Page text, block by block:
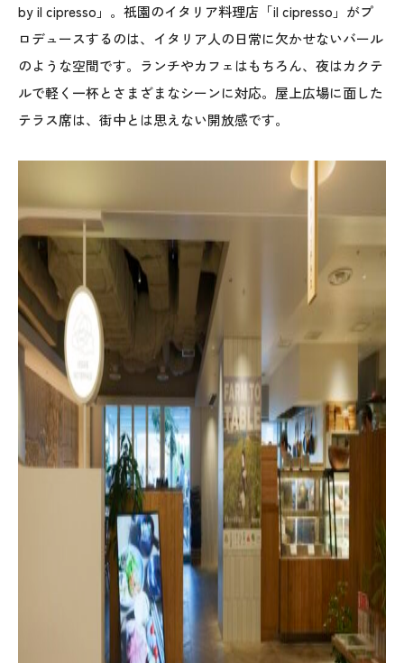
by il cipresso」。祇園のイタリア料理店「il cipresso」がプ
ロデュースするのは、イタリア人の日常に欠かせないバール
のような空間です。ランチやカフェはもちろん、夜はカクテ
ルで軽く一杯とさまざまなシーンに対応。屋上広場に面した
テラス席は、街中とは思えない開放感です。